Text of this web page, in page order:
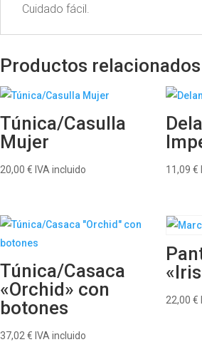
Cuidado fácil.
Productos relacionados
Túnica/Casulla
Mujer
20,00 € IVA incluido 11,09 €
Túnica/Casaca
«Orchid» con
botones
37,02€ IVA incluido
22,00 €